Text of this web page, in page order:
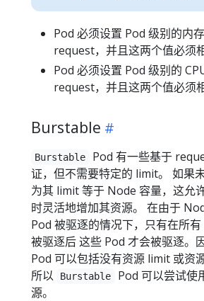
Pod 必须设置 Pod 级别的内
request，并且这两个值必须
Pod 必须设置 Pod 级别的
request，并且这两个值必须
Burstable
Burstable
Pod 有一些基于
证，但不需要特定的 limit。 如果
为其 limit 等于 Node 容量，这允
时灵活地增加其资源。 在由于
Pod 被驱逐的情况下，只有在所有
被驱逐后 这些 Pod 才会被驱逐。
Pod 可以包括没有资源 limit 或资
所以
Burstable
Pod 可以尝试使
源。